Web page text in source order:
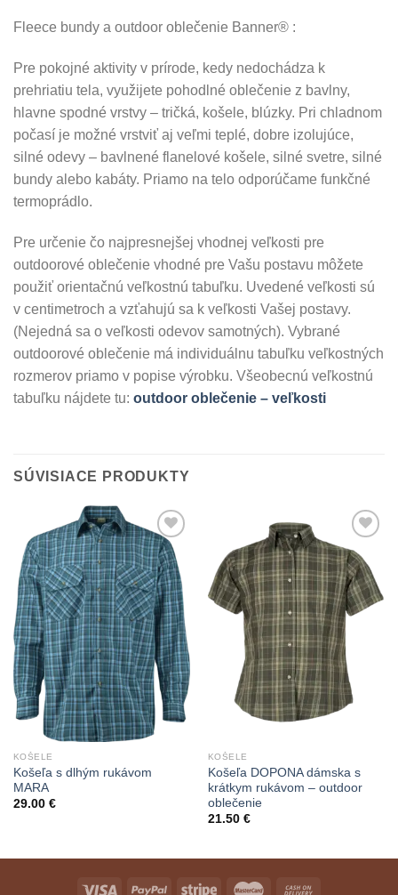
Fleece bundy a outdoor oblečenie Banner® :
Pre pokojné aktivity v prírode, kedy nedochádza k
prehriatiu tela, využijete pohodlné oblečenie z bavlny,
hlavne spodné vrstvy – tričká, košele, blúzky. Pri chladnom
počasí je možné vrstviť aj veľmi teplé, dobre izolujúce,
silné odevy – bavlnené flanelové košele, silné svetre, silné
bundy alebo kabáty. Priamo na telo odporúčame funkčné
termoprádlo.
Pre určenie čo najpresnejšej vhodnej veľkosti pre
outdoorové oblečenie vhodné pre Vašu postavu môžete
použiť orientačnú veľkostnú tabuľku. Uvedené veľkosti sú
v centimetroch a vzťahujú sa k veľkosti Vašej postavy.
(Nejedná sa o veľkosti odevov samotných). Vybrané
outdoorové oblečenie má individuálnu tabuľku veľkostných
rozmerov priamo v popise výrobku. Všeobecnú veľkostnú
tabuľku nájdete tu: outdoor oblečenie – veľkosti
SÚVISIACE PRODUKTY
Add to
Wishlist
KOŠELE
Košeľa s dlhým rukávom
MARA
29.00 €
Add to
Wishlist
KOŠELE
Košeľa DOPONA dámska s
krátkym rukávom – outdoor
oblečenie
21.50 €